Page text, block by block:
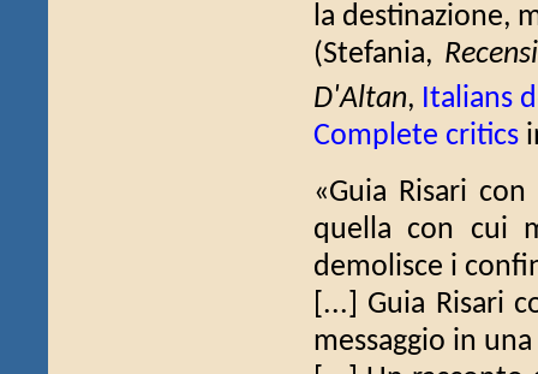
la destinazione,
(Stefania,
D'Altan, Italians
Complete critics
«Guia Risari
quella con cui
demolisce i
[...] Guia Risari
messaggio in